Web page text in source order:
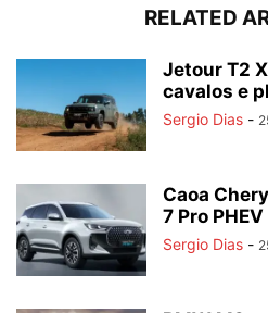
RELATED
Jetour T2
cavalos e
Sergio Dias -
Caoa
7 Pro
Sergio Dias -